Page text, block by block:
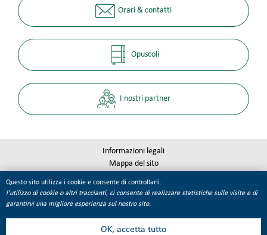
Orari & contatti
Opuscoli
I nostri partner
Informazioni legali
Mappa del sito
Gestione dei cookie
Questo sito utilizza i cookie e consente di controllarli.
l'utilizzo di cookie o altri traccianti, ci consente di realizzare statistiche sulle visite e di
garantirvi una migliore esperienza sul nostro sito.
OK, accetta tutto